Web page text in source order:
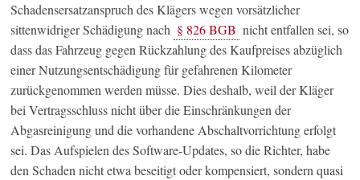
Schadensersatzanspruch des Klägers wegen vorsätzlicher
sittenwidriger Schädigung nach § 826 BGB nicht entfallen sei, so
dass das Fahrzeug gegen Rückzahlung des Kaufpreises abzüglich
einer Nutzungsentschädigung für gefahrenen Kilometer
zurückgenommen werden müsse. Dies deshalb, weil der Kläger
bei Vertragsschluss nicht über die Einschränkungen der
Abgasreinigung und die vorhandene Abschaltvorrichtung erfolgt
sei. Das Aufspielen des Software-Updates, so die Richter, habe
den Schaden nicht etwa beseitigt oder kompensiert, sondern quasi